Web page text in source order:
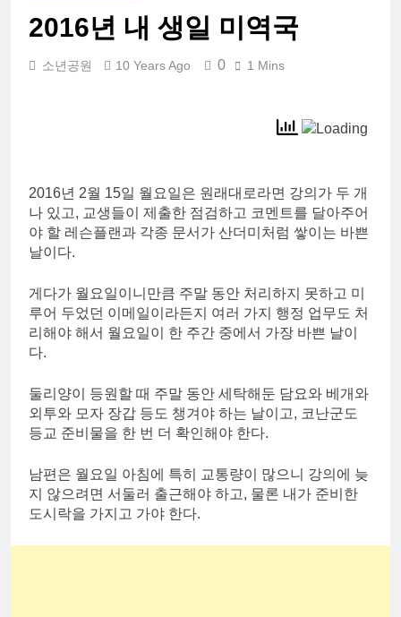
분에 만난 사람
들
2 Weeks Ago
기 01: 대통령과
학교 졸업식
2016년 내 생일 미역국
소년공원 10 Years Ago 0 1 Mins
2016년 2월 15일 월요일은 원래대로라면 강의가 두 개
나 있고, 교생들이 제출한 점검하고 코멘트를 달아주어
야 할 레슨플랜과 각종 문서가 산더미처럼 쌓이는 바쁜
날이다.
게다가 월요일이니만큼 주말 동안 처리하지 못하고 미
루어 두었던 이메일이라든지 여러 가지 행정 업무도 처
리해야 해서 월요일이 한 주간 중에서 가장 바쁜 날이
다.
둘리양이 등원할 때 주말 동안 세탁해둔 담요와 베개와
외투와 모자 장갑 등도 챙겨야 하는 날이고, 코난군도
등교 준비물을 한 번 더 확인해야 한다.
남편은 월요일 아침에 특히 교통량이 많으니 강의에 늦
지 않으려면 서둘러 출근해야 하고, 물론 내가 준비한
도시락을 가지고 가야 한다.